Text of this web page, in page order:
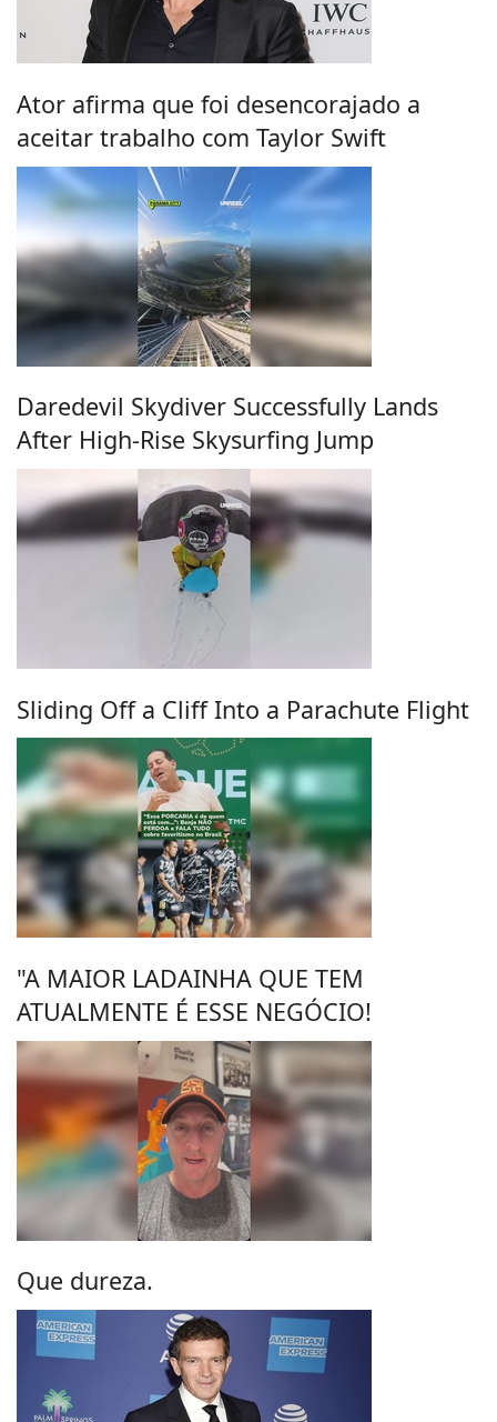
Ator afirma que foi desencorajado a
aceitar trabalho com Taylor Swift
Daredevil Skydiver Successfully Lands
After High-Rise Skysurfing Jump
Sliding Off a Cliff Into a Parachute Flight
"A MAIOR LADAINHA QUE TEM
ATUALMENTE É ESSE NEGÓCIO!
Que dureza.